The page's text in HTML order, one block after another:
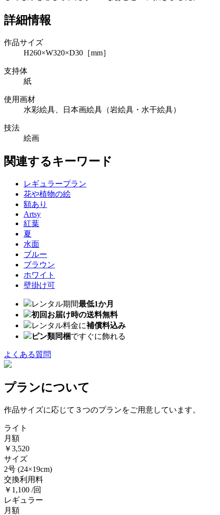
詳細情報
作品サイズ
H260×W320×D30［mm］
支持体
紙
使用画材
水彩絵具、日本画絵具（岩絵具・水干絵具）
技法
絵画
関連するキーワード
レギュラープラン
花や植物の絵
額あり
Artsy
紅葉
夏
水面
ブルー
ブラウン
ホワイト
壁掛け可
レンタル期間最低1か月
初回お届け時の送料無料
レンタル料金に補償料込み
ピン類同梱ですぐに飾れる
よくある質問
プランについて
作品サイズに応じて３つのプランをご用意しています。
ライト
月額
￥3,520
サイズ
2号 (24×19cm)
交換利用料
￥1,100 /回
レギュラー
月額